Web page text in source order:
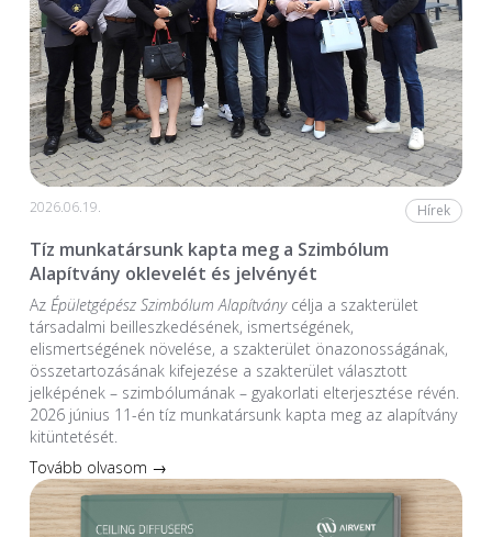
2026.06.19. Hírek
Tíz munkatársunk kapta meg a Szimbólum
Alapítvány oklevelét és jelvényét
Az Épületgépész Szimbólum Alapítványcélja a szakterület
társadalmi beilleszkedésének, ismertségének,
elismertségének növelése, a szakterület önazonosságának,
összetartozásának kifejezése a szakterület választott
jelképének – szimbólumának – gyakorlati elterjesztése révén.
2026 június 11-én tíz munkatársunk kapta meg az alapítvány
kitüntetését.
Tovább olvasom →